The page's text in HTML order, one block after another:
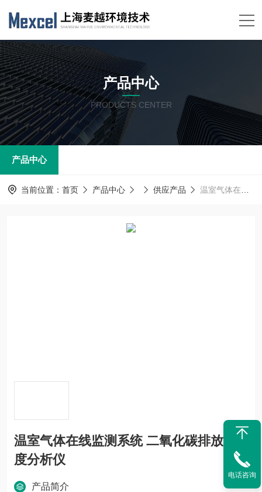
产品中心
PRODUCTS CENTER
产品中心
当前位置： 首页 产品中心 供应产品 温室气体在线监测系统 二氧化碳排放浓度分析仪
温室气体在线监测系统 二氧化碳排放浓
度分析仪
产品简介
电话咨询